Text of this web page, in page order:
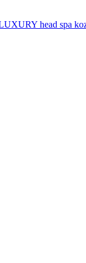
head spa